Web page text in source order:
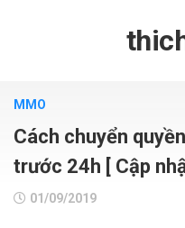
MMO
Cách chuyển
trước 24h [ Cập
01/09/2019